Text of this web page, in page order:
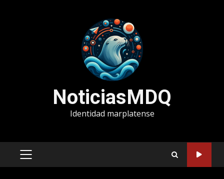
NoticiasMDQ
Identidad marplatense
MENÚ